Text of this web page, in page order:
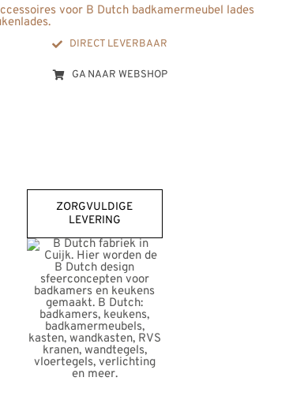
DIRECT LEVERBAAR
GA NAAR WEBSHOP
ZORGVULDIGE
LEVERING